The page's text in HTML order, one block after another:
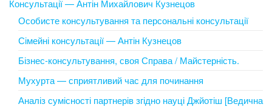
Консультації — Антін Михайлович Кузнецов
Особисте консультування та персональні консультації
Сімейні консультації — Антін Кузнецов
Бізнес-консультування, своя Справа / Майстерність.
Мухурта — сприятливий час для починання
Аналіз сумісності партнерів згідно науці Джйотіш [Ведична